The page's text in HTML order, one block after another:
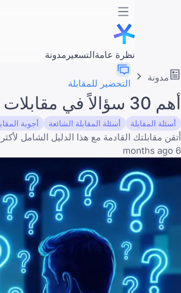
نظرة عامةالتسعير مدونة
مدونة
التحضير للمقابلة
أهم 30 سؤالاً في مقابلات العمل وأفضل الأجوبة عليها
أسئلة المقابلة أسئلة المقابلة الشائعة أجوبة
أتقن مقابلتك القادمة مع هذا الدليل الشامل
6 months ago